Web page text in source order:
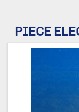
PIECE